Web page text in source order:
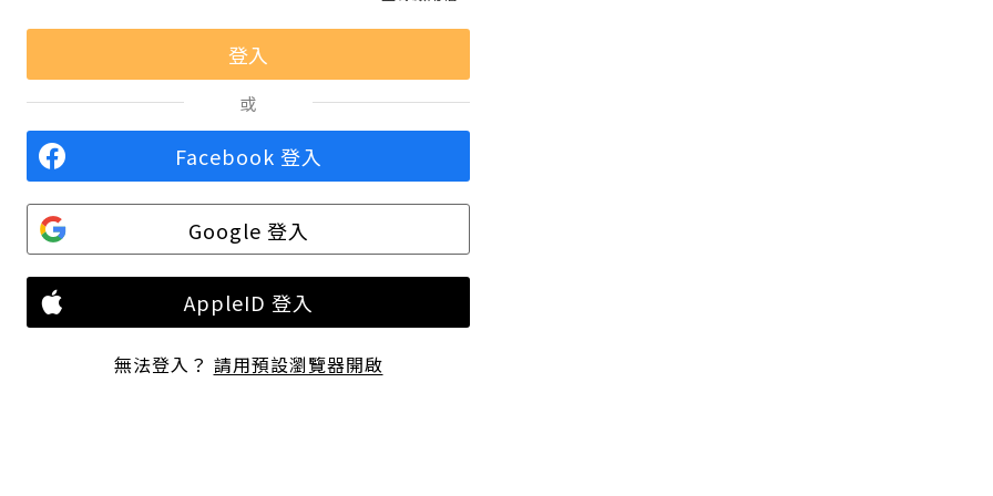
或
Facebook 登入
Google 登入
AppleID 登入
無法登入？ 請用預設瀏覽器開啟